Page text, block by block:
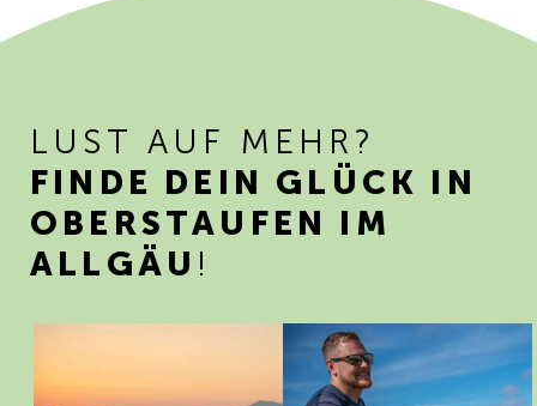
LUST AUF MEHR?
FINDE DEIN GLÜCK IN
OBERSTAUFEN IM
ALLGÄU !